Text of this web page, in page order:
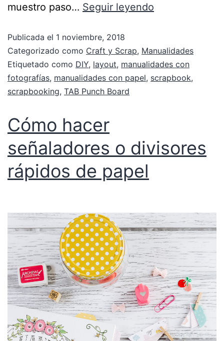
muestro paso… Seguir leyendo
Publicada el 1 noviembre, 2018
Categorizado como Craft y Scrap, Manualidades
Etiquetado como DIY, layout, manualidades con
fotografías, manualidades con papel, scrapbook,
scrapbooking, TAB Punch Board
Cómo hacer
señaladores o divisores
rápidos de papel